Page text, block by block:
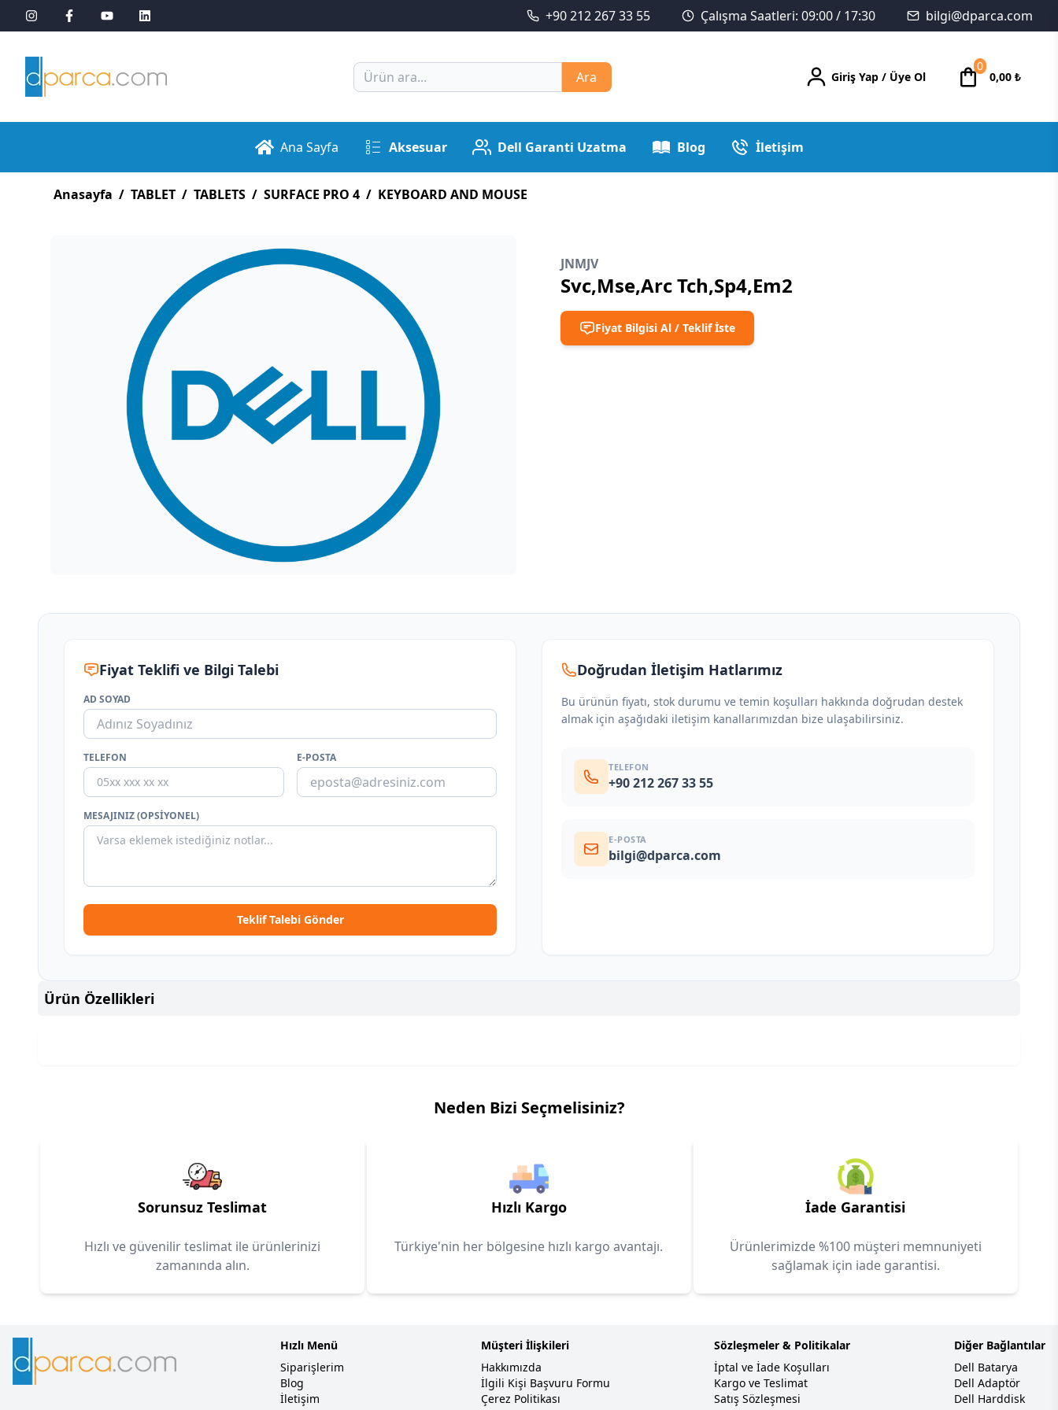
+90 212 267 33 55 Çalışma Saatleri: 09:00 / 17:30 bilgi@dparca.com
Ara Giriş Yap / Üye Ol
0
0,00 ₺
Ana Sayfa Aksesuar Dell Garanti Uzatma Blog İletişim
Anasayfa / TABLET / TABLETS / SURFACE PRO 4 / KEYBOARD AND MOUSE
JNMJV
Svc,Mse,Arc Tch,Sp4,Em2
Fiyat Bilgisi Al / Teklif İste
Fiyat Teklifi ve Bilgi Talebi
AD SOYAD
TELEFON E-POSTA
MESAJINIZ (OPSIYONEL)
Teklif Talebi Gönder
Doğrudan İletişim Hatlarımız
Bu ürünün fiyatı, stok durumu ve temin koşulları hakkında doğrudan destek
almak için aşağıdaki iletişim kanallarımızdan bize ulaşabilirsiniz.
TELEFON
+90 212 267 33 55
E-POSTA
bilgi@dparca.com
Ürün Özellikleri
Neden Bizi Seçmelisiniz?
Sorunsuz Teslimat
Hızlı ve güvenilir teslimat ile ürünlerinizi
zamanında alın.
Hızlı Kargo
Türkiye'nin her bölgesine hızlı kargo avantajı.
İade Garantisi
Ürünlerimizde %100 müşteri memnuniyeti
sağlamak için iade garantisi.
Hızlı Menü
Siparişlerim
Blog
İletişim
Müşteri İlişkileri
Hakkımızda
İlgili Kişi Başvuru Formu
Çerez Politikası
Sözleşmeler & Politikalar
İptal ve İade Koşulları
Kargo ve Teslimat
Satış Sözleşmesi
Diğer Bağlantılar
Dell Batarya
Dell Adaptör
Dell Harddisk